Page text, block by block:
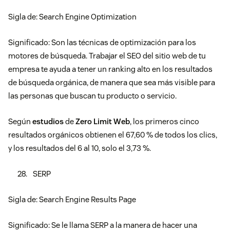
Sigla de: Search Engine Optimization
Significado: Son las técnicas de optimización para los
motores de búsqueda. Trabajar el SEO del sitio web de tu
empresa te ayuda a tener un ranking alto en los resultados
de búsqueda orgánica, de manera que sea más visible para
las personas que buscan tu producto o servicio.
Según estudiosdeZero Limit Web, los primeros cinco
resultados orgánicos obtienen el 67,60 % de todos los clics,
y los resultados del 6 al 10, solo el 3,73 %.
SERP
Sigla de: Search Engine Results Page
Significado: Se le llama SERP a la manera de hacer una